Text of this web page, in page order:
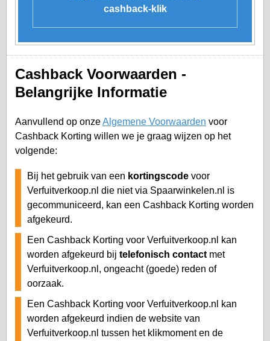
cashback-klik
Cashback Voorwaarden -
Belangrijke Informatie
Aanvullend op onzeAlgemene Voorwaarden voor
Cashback Korting willen we je graag wijzen op het
volgende:
Bij het gebruik van een kortingscode voor
Verfuitverkoop.nl die niet via Spaarwinkelen.nl is
gecommuniceerd, kan een Cashback Korting worden
afgekeurd.
Een Cashback Korting voor Verfuitverkoop.nl kan
worden afgekeurd bij telefonisch contact met
Verfuitverkoop.nl, ongeacht (goede) reden of
oorzaak.
Een Cashback Korting voor Verfuitverkoop.nl kan
worden afgekeurd indien de website van
Verfuitverkoop.nl tussen het klikmoment en de